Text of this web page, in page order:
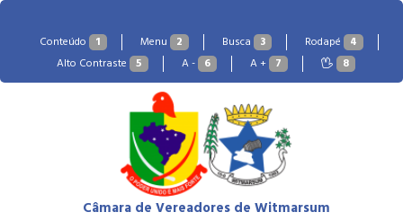
Conteúdo 1 Menu 2 Busca 3 Rodapé 4
Alto Contraste 5 A - 6 A + 7 8
Câmara de Vereadores de Witmarsum